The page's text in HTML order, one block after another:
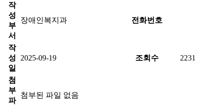
작
성
부
서
장애인복지과 전화번호
작
성
일
2025-09-19 조회수 2231
첨
부
파
첨부된 파일 없음